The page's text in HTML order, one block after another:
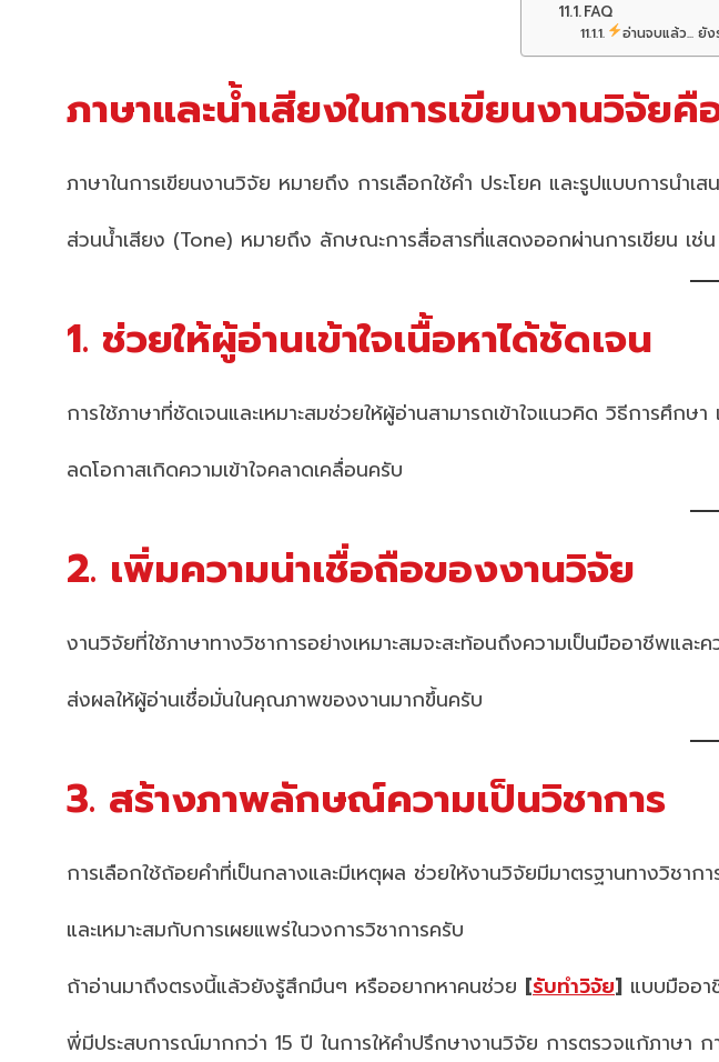
FAQ
อ่านจบแล้ว... ยั
ภาษาและน้ำเสียงในการเขียนงานวิจัยคื
ภาษาในการเขียนงานวิจัย หมายถึง การเลือกใช้คำ ประโยค และรูปแบบการนำเส
ส่วนน้ำเสียง (Tone) หมายถึง ลักษณะการสื่อสารที่แสดงออกผ่านการเขียน เช่
1. ช่วยให้ผู้อ่านเข้าใจเนื้อหาได้ชัดเจน
การใช้ภาษาที่ชัดเจนและเหมาะสมช่วยให้ผู้อ่านสามารถเข้าใจแนวคิด วิธีการศึก
ลดโอกาสเกิดความเข้าใจคลาดเคลื่อนครับ
2. เพิ่มความน่าเชื่อถือของงานวิจัย
งานวิจัยที่ใช้ภาษาทางวิชาการอย่างเหมาะสมจะสะท้อนถึงความเป็นมืออาชีพและ
ส่งผลให้ผู้อ่านเชื่อมั่นในคุณภาพของงานมากขึ้นครับ
3. สร้างภาพลักษณ์ความเป็นวิชาการ
การเลือกใช้ถ้อยคำที่เป็นกลางและมีเหตุผล ช่วยให้งานวิจัยมีมาตรฐานทางวิชากา
และเหมาะสมกับการเผยแพร่ในวงการวิชาการครับ
ถ้าอ่านมาถึงตรงนี้แล้วยังรู้สึกมึนๆ หรืออยากหาคนช่วย [รับทำวิจัย] แบบมืออา
พี่มีประสบการณ์มากกว่า 15 ปี ในการให้คำปรึกษางานวิจัย การตรวจแก้ภาษา ก